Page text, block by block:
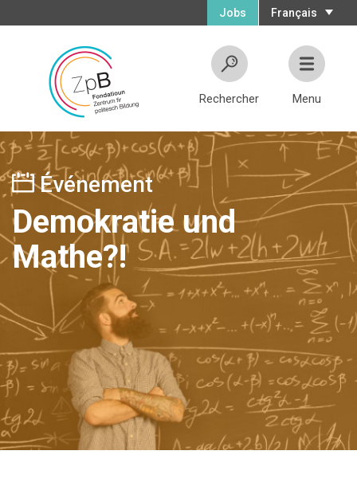
Français
Jobs
Rechercher Menu
Événement
Demokratie und
Mathe?!